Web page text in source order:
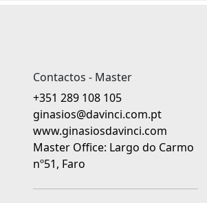
Contactos - Master
+351 289 108 105
ginasios@davinci.com.pt
www.ginasiosdavinci.com
Master Office: Largo do Carmo
nº51, Faro